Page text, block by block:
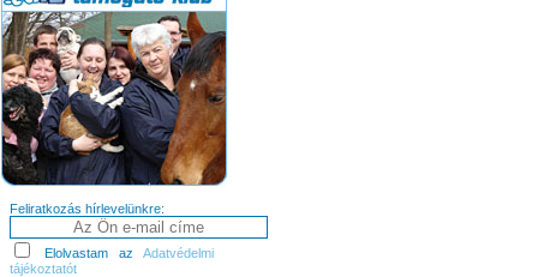
Feliratkozás hírlevelünkre:
Elolvastam az Adatvédelmi
tájékoztatót